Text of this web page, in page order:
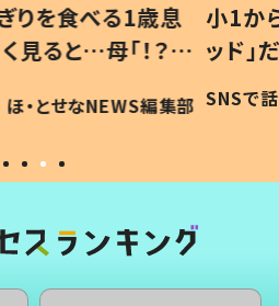
、息子は「ギフテ
父が“ウチ給食”を
とは #令和の親
ほ・とせなNEWS編集部
ひ孫
が、抱
「涙
い」